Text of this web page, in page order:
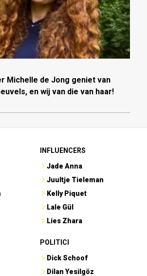
Michelle de Jong geniet van
en wij van die van haar!
INFLUENCERS
Jade Anna
Juultje Tieleman
Kelly Piquet
Lale Gül
Lies Zhara
POLITICI
Dick Schoof
Dilan Yesilgöz